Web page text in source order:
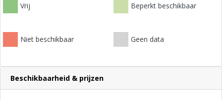
Vrij Beperkt beschikbaar
Niet beschikbaar Geen data
Beschikbaarheid & prijzen